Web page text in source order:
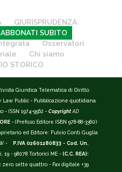
GIURISPRUDENZA
ABBONATI SUBITO
Osservatori
Chi siamo
STORICO
Giuridica Telematica di Diritto
Law Public - Pubblicazione quotidiana
ISSN 1974-9562 - Copyright AD
- (Prefisso Editore ISBN 978-88-3360)
ed Editore: Fulvio Conti Guglia
-
P.IVA 02601280833 - Cod. Un.
19 - 98078 Tortorici ME - (C.C. REA):
zero sette quattro - Fax digitale +39